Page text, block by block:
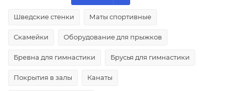
Шведские стенки Маты спортивные
Скамейки Оборудование для прыжков
Бревна для гимнастики Брусья для гимнастики
Покрытия в залы Канаты